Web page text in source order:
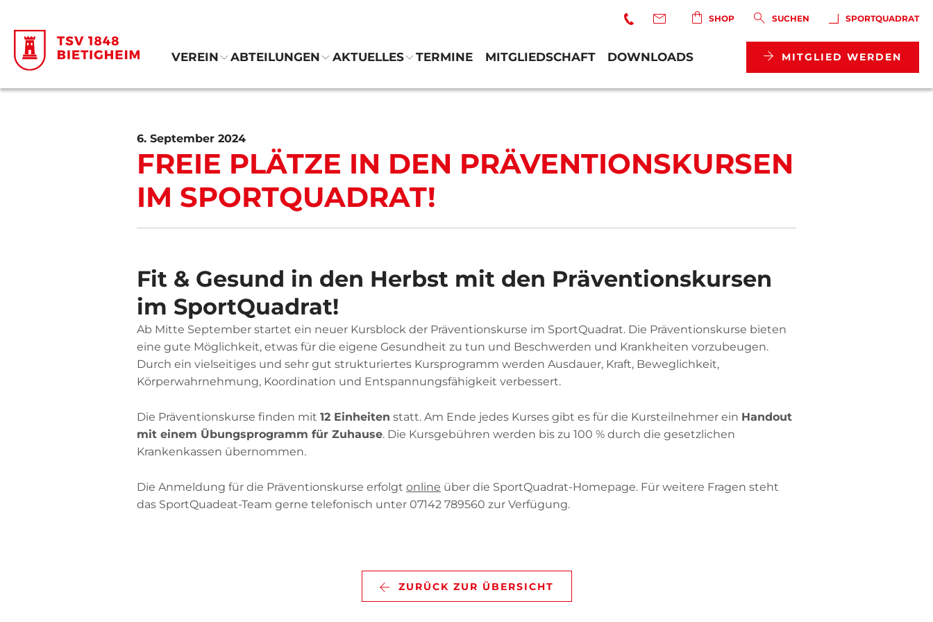
SHOP SUCHEN SPORTQUADRAT
VEREIN ABTEILUNGEN AKTUELLES TERMINE MITGLIEDSCHAFT DOWNLOADS MITGLIED WERDEN
Verein
Aktuelles
Downloads
07142 43561
INFO@TSVBIETIGHEIM.DE
SHOP
SPORTQUADRAT
6. September 2024
FREIE PLÄTZE IN DEN PRÄVENTIONSKURSEN
IM SPORTQUADRAT!
Fit & Gesund in den Herbst mit den Präventionskursen
im SportQuadrat!
Ab Mitte September startet ein neuer Kursblock der Präventionskurse im SportQuadrat. Die Präventionskurse bieten
eine gute Möglichkeit, etwas für die eigene Gesundheit zu tun und Beschwerden und Krankheiten vorzubeugen.
Durch ein vielseitiges und sehr gut strukturiertes Kursprogramm werden Ausdauer, Kraft, Beweglichkeit,
Körperwahrnehmung, Koordination und Entspannungsfähigkeit verbessert.
Die Präventionskurse finden mit 12 Einheiten statt. Am Ende jedes Kurses gibt es für die Kursteilnehmer ein Handout
mit einem Übungsprogramm für Zuhause. Die Kursgebühren werden bis zu 100 % durch die gesetzlichen
Krankenkassen übernommen.
Die Anmeldung für die Präventionskurse erfolgt online über die SportQuadrat-Homepage. Für weitere Fragen steht
das SportQuadeat-Team gerne telefonisch unter 07142 789560 zur Verfügung.
ZURÜCK ZUR ÜBERSICHT